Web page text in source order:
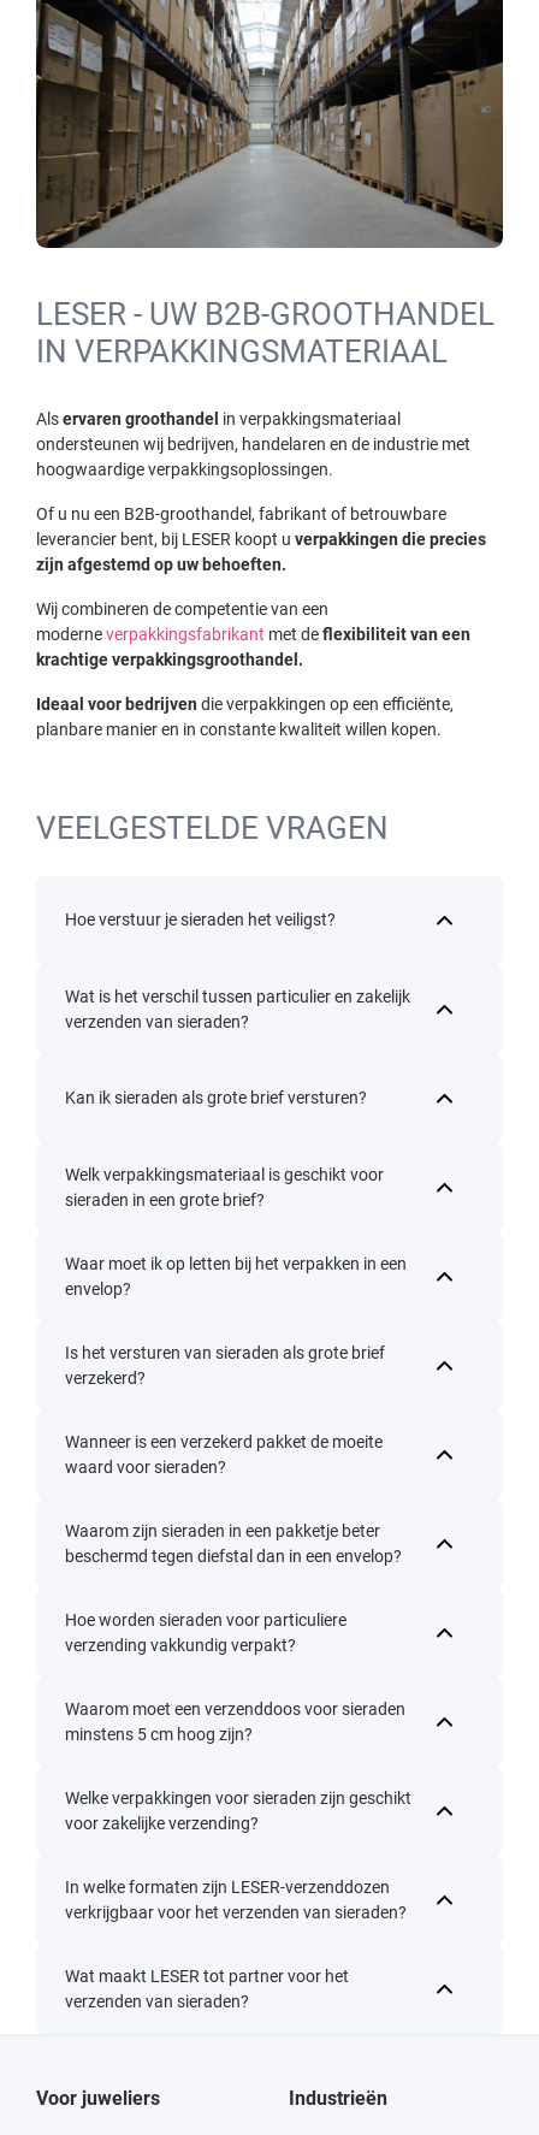
LESER - UW B2B-GROOTHANDEL
IN VERPAKKINGSMATERIAAL
Alservaren groothandel in verpakkingsmateriaal
ondersteunen wij bedrijven, handelaren en de industrie met
hoogwaardige verpakkingsoplossingen.
Of u nu een B2B-groothandel, fabrikant of betrouwbare
leverancier bent, bij LESER koopt u verpakkingen die precies
zijn afgestemd op uw behoeften.
Wij combineren de competentie van een
moderneverpakkingsfabrikant met deflexibiliteit van een
krachtige verpakkingsgroothandel.
Ideaal voor bedrijven die verpakkingen op een efficiënte,
planbare manier en in constante kwaliteit willen kopen.
VEELGESTELDE VRAGEN
Hoe verstuur je sieraden het veiligst?
Wat is het verschil tussen particulier en zakelijk
verzenden van sieraden?
Kan ik sieraden als grote brief versturen?
Welk verpakkingsmateriaal is geschikt voor
sieraden in een grote brief?
Waar moet ik op letten bij het verpakken in een
envelop?
Is het versturen van sieraden als grote brief
verzekerd?
Wanneer is een verzekerd pakket de moeite
waard voor sieraden?
Waarom zijn sieraden in een pakketje beter
beschermd tegen diefstal dan in een envelop?
Hoe worden sieraden voor particuliere
verzending vakkundig verpakt?
Waarom moet een verzenddoos voor sieraden
minstens 5 cm hoog zijn?
Welke verpakkingen voor sieraden zijn geschikt
voor zakelijke verzending?
In welke formaten zijn LESER-verzenddozen
verkrijgbaar voor het verzenden van sieraden?
Wat maakt LESER tot partner voor het
verzenden van sieraden?
Voor juweliers Industrieën